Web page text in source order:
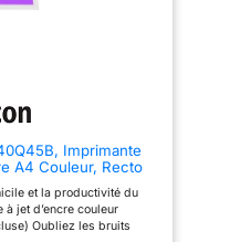
avec les cartouches originales :
Magenta Dotée d'un système de
sécurité dynamique, qui
mis à jour par le firmware, elle
est conçue pour une utilisation
avec des cartouches utilisant
Imprimante
A4 Couleur, Recto
Grise
et la productivité du
à jet d’encre couleur
Oubliez les bruits